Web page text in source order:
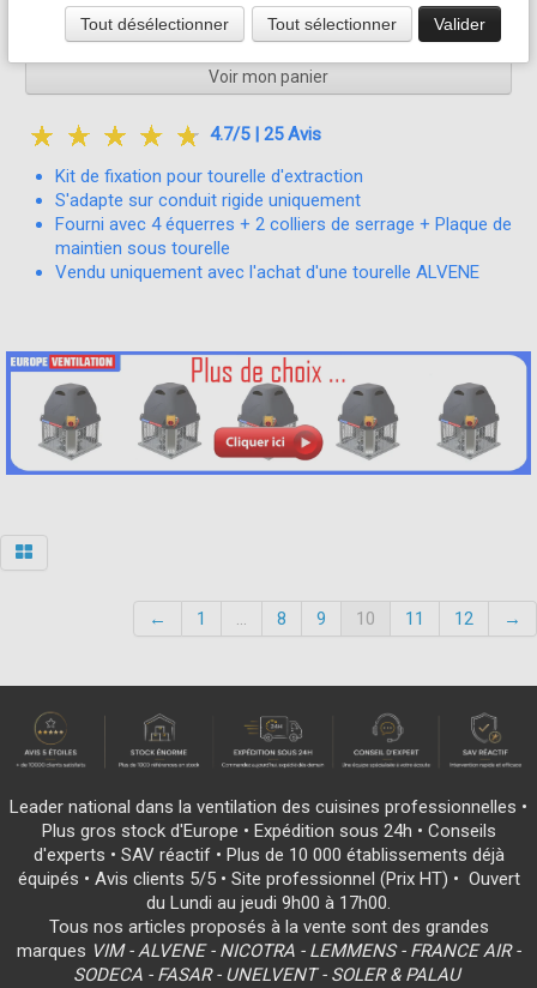
Ajouter au panier
Voir mon panier
4.7/5 | 25 Avis
Kit de fixation pour tourelle d'extraction
S'adapte sur conduit rigide uniquement
Fourni avec 4 équerres + 2 colliers de serrage + Plaque de
maintien sous tourelle
Vendu uniquement avec l'achat d'une tourelle ALVENE
← 1 ... 8 9 10 11 12 →
Leader national dans la ventilation des cuisines professionnelles •
Plus gros stock d'Europe • Expédition sous 24h • Conseils
d'experts • SAV réactif • Plus de 10 000 établissements déjà
équipés • Avis clients 5/5 • Site professionnel (Prix HT) • Ouvert
du Lundi au jeudi 9h00 à 17h00.
Tous nos articles proposés à la vente sont des grandes
marques VIM - ALVENE - NICOTRA - LEMMENS - FRANCE AIR -
SODECA - FASAR - UNELVENT - SOLER & PALAU
de notre site Web afin de l’améliorer et de fournir de
meilleurs services.
Notre site Web utilise Google Ads pour afficher du
contenu publicitaire. En l'activant, vous acceptez les
règles de confidentialité de Google:
https://policies.google.com/technologies/ads?hl=fr
Tout désélectionner Tout sélectionner Valider